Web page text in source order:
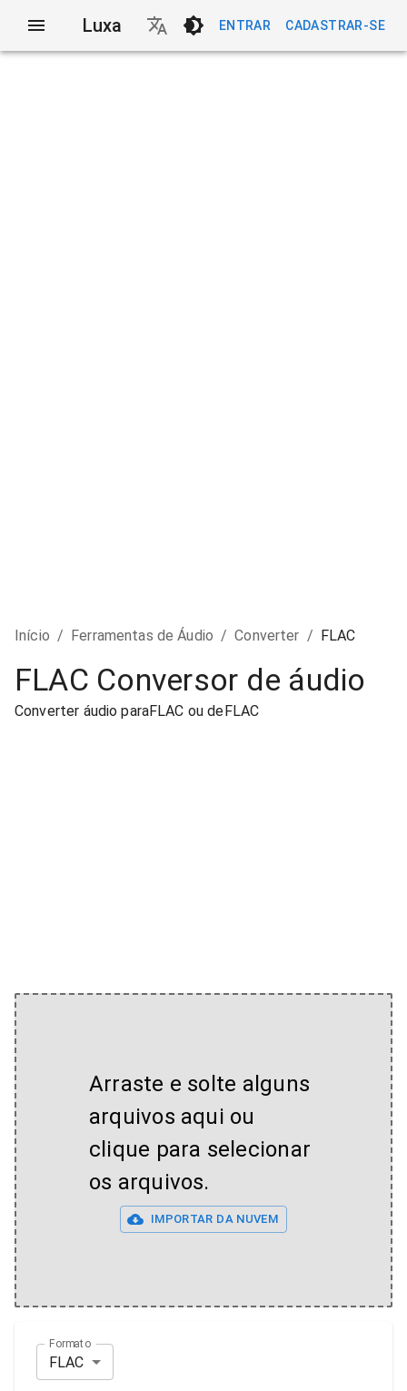
Luxa ENTRAR CADASTRAR-SE
Início / Ferramentas de Áudio / Converter / FLAC
FLAC Conversor de áudio
Converter áudio paraFLAC ou deFLAC
Arraste e solte alguns
arquivos aqui ou
clique para selecionar
os arquivos.
IMPORTAR DA NUVEM
Formato
FLAC